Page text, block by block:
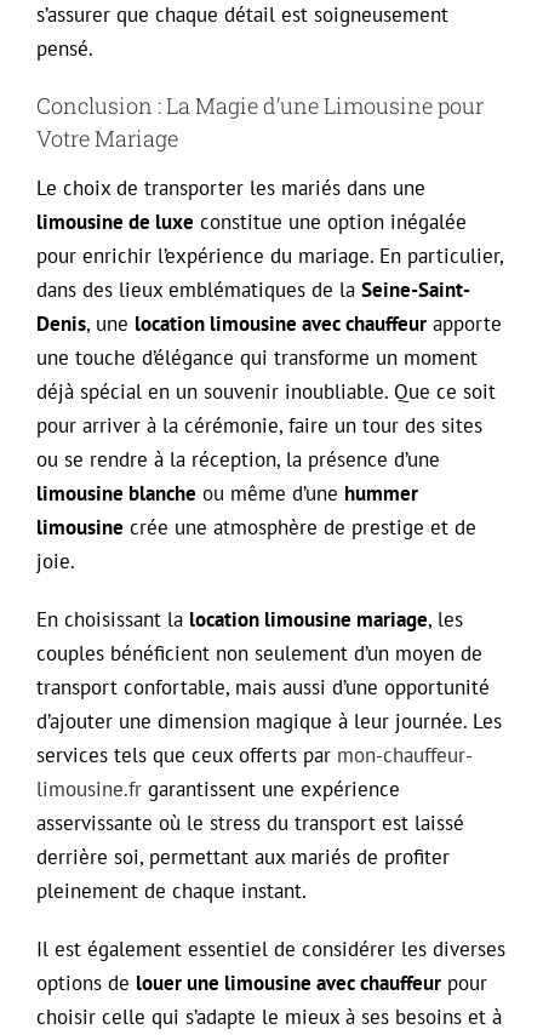
s’assurer que chaque détail est soigneusement
pensé.
Conclusion : La Magie d’une Limousine pour
Votre Mariage
Le choix de transporter les mariés dans une
limousine de luxe constitue une option inégalée
pour enrichir l’expérience du mariage. En particulier,
dans des lieux emblématiques de la Seine-Saint-
Denis, une location limousine avec chauffeur apporte
une touche d’élégance qui transforme un moment
déjà spécial en un souvenir inoubliable. Que ce soit
pour arriver à la cérémonie, faire un tour des sites
ou se rendre à la réception, la présence d’une
limousine blanche ou même d’une hummer
limousine crée une atmosphère de prestige et de
joie.
En choisissant la location limousine mariage, les
couples bénéficient non seulement d’un moyen de
transport confortable, mais aussi d’une opportunité
d’ajouter une dimension magique à leur journée. Les
services tels que ceux offerts par mon-chauffeur-
limousine.fr garantissent une expérience
asservissante où le stress du transport est laissé
derrière soi, permettant aux mariés de profiter
pleinement de chaque instant.
Il est également essentiel de considérer les diverses
options de louer une limousine avec chauffeur pour
choisir celle qui s’adapte le mieux à ses besoins et à